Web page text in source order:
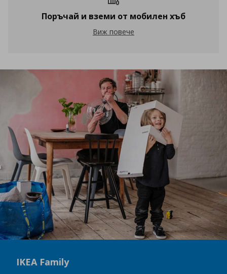
Поръчай и вземи от мобилен хъб
Поръчай и вземи от мобилен хъб
Виж повече
IKEA Family